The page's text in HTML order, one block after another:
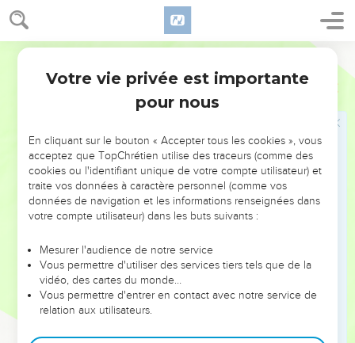
Malachie 2
pourtant votre compagne, et vous vous étiez engagés
envers elle.
Est-ce que le SEIGNEUR n’a pas fait de vous une seule
personne avec elle, un seul corps animé du même souffle de
vie ? Et qu’est-ce que cette personne unique veut ? Avoir les
enfants que Dieu donne, n’est-ce pas ? Faites attention à
choisie pendant votre jeunesse !
En effet, voici ce que dit le SEIGNEUR, Dieu d’Israël : « Si
quelqu’un renvoie sa femme parce qu’il la déteste, il est
coupable de violence. » C’est le SEIGNEUR de l’univers qui
vos promesses !
Le Seigneur va envoyer son messager
17
Vous fatiguez le SEIGNEUR avec vos discours. Vous dites :
« Comment est-ce que nous le fatiguons ? » Vous le fatiguez
Votre vie privée est importante
pour nous
En cliquant sur le bouton « Accepter tous les cookies », vous
acceptez que TopChrétien utilise des traceurs (comme des
cookies ou l'identifiant unique de votre compte utilisateur) et
traite vos données à caractère personnel (comme vos
données de navigation et les informations renseignées dans
votre compte utilisateur) dans les buts suivants :
Mesurer l'audience de notre service
Vous permettre d'utiliser des services tiers tels que de la
vidéo, des cartes du monde…
Vous permettre d'entrer en contact avec notre service de
relation aux utilisateurs.